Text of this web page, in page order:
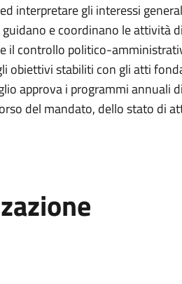
interpretare gli interessi
e coordinano le attività
il controllo politico-
obiettivi stabiliti con gli atti
approva i programmi annuali
del mandato, dello stato di